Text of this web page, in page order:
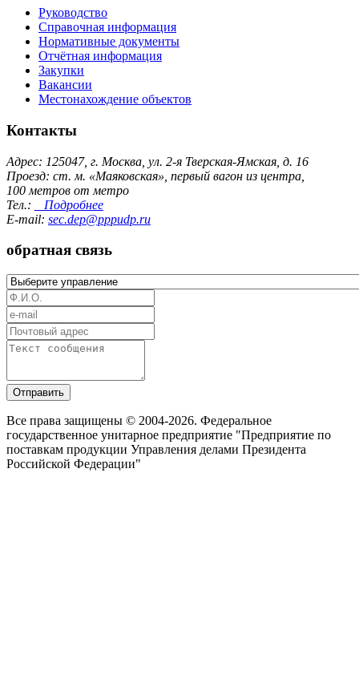
Руководство
Справочная информация
Нормативные документы
Отчётная информация
Закупки
Вакансии
Местонахождение объектов
Контакты
Адрес: 125047, г. Москва, ул. 2-я Тверская-Ямская, д. 16
Проезд: ст. м. «Маяковская», первый вагон из центра,
100 метров от метро
Тел.:
Подробнее
E-mail: sec.dep@pppudp.ru
обратная связь
Отправить
Все права защищены © 2004-2026. Федеральное
государственное унитарное предприятие "Предприятие по
поставкам продукции Управления делами Президента
Российской Федерации"